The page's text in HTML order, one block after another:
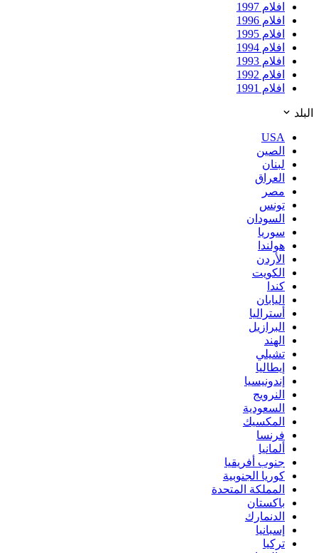
افلام 1997
افلام 1996
افلام 1995
افلام 1994
افلام 1993
افلام 1992
افلام 1991
البلد
USA
الصين
لبنان
العراق
مصر
تونس
السودان
سوريا
هولندا
الأردن
الكويت
كندا
اليابان
أستراليا
البرازيل
الهند
تشيلي
إيطاليا
إندونيسيا
النرويج
السعودية
المكسيك
فرنسا
ألمانيا
جنوب أفريقيا
كوريا الجنوبية
المملكة المتحدة
باكستان
الدنمارك
إسبانيا
تركيا